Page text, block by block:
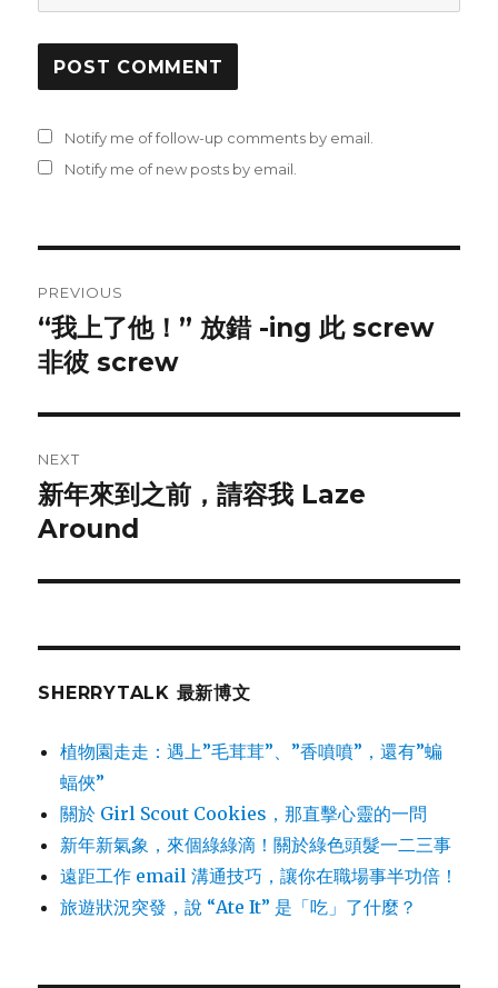
Notify me of follow-up comments by email.
Notify me of new posts by email.
navigation
PREVIOUS
Previous
post:
“我上了他！” 放錯 -ing 此 screw
非彼 screw
NEXT
Next
post:
新年來到之前，請容我 Laze
Around
SHERRYTALK 最新博文
植物園走走：遇上”毛茸茸”、”香噴噴”，還有”蝙
蝠俠”
關於 Girl Scout Cookies，那直擊心靈的一問
新年新氣象，來個綠綠滴！關於綠色頭髮一二三事
遠距工作 email 溝通技巧，讓你在職場事半功倍！
旅遊狀況突發，說 “Ate It” 是「吃」了什麼？